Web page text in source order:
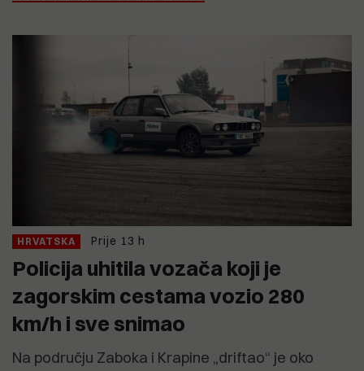
HRVATSKA Prije 13 h
Policija uhitila vozača koji je
zagorskim cestama vozio 280
km/h i sve snimao
Na području Zaboka i Krapine „driftao“ je oko